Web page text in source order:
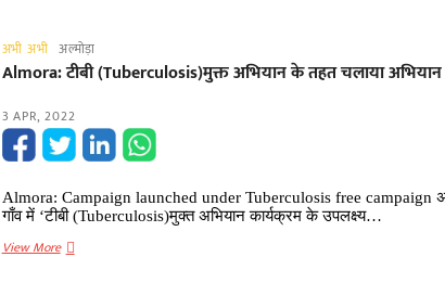
अभी अभी अल्मोड़ा
Almora: टीबी (Tuberculosis)मुक्त अभियान के तहत चलाया अभियान
3 APR, 2022
Almora: Campaign launched under Tuberculosis free campaign
गाँव में ‘टीबी (Tuberculosis)मुक्त अभियान कार्यक्रम के उपलक्ष्य…
View MoreAlmora: